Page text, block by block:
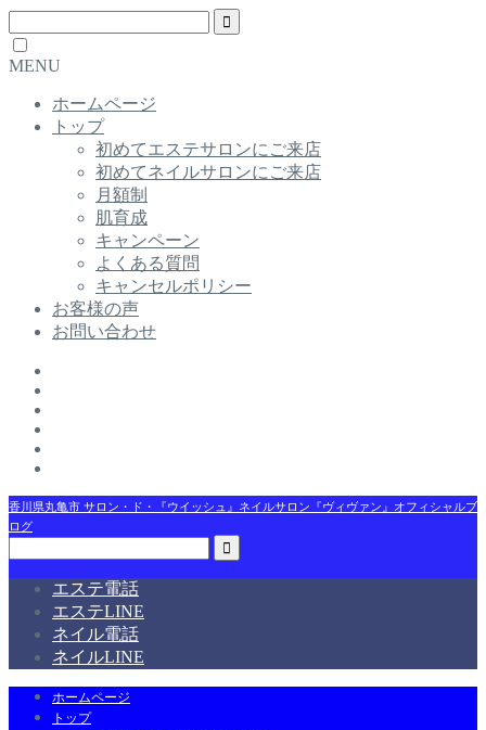
MENU
ホームページ
トップ
初めてエステサロンにご来店
初めてネイルサロンにご来店
月額制
肌育成
キャンペーン
よくある質問
キャンセルポリシー
お客様の声
お問い合わせ
香川県丸亀市 サロン・ド・『ウイッシュ』ネイルサロン『ヴィヴァン』オフィシャルブ
ログ
エステ電話
エステLINE
ネイル電話
ネイルLINE
ホームページ
トップ